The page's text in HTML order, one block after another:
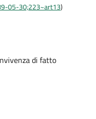
05-30;223~art13)
di fatto